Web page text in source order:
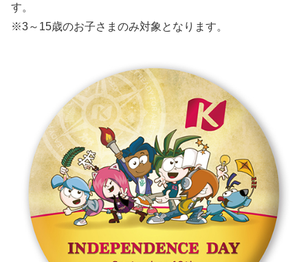
す。
※3～15歳のお子さまのみ対象となります。